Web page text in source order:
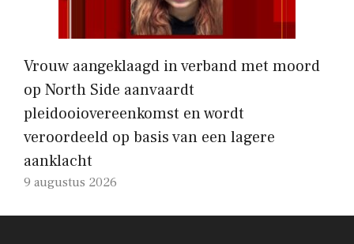
Vrouw aangeklaagd in verband met moord
op North Side aanvaardt
pleidooiovereenkomst en wordt
veroordeeld op basis van een lagere
aanklacht
9 augustus 2026